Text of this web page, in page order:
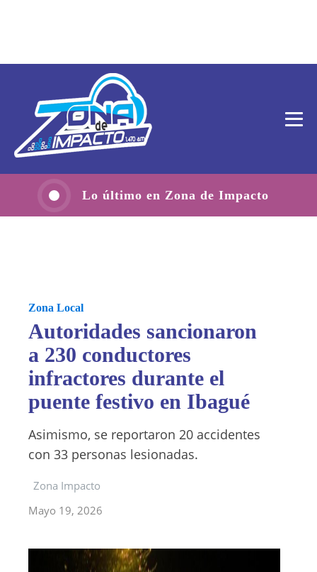
Lo último en Zona de Impacto
Zona Local
Autoridades sancionaron
a 230 conductores
infractores durante el
puente festivo en Ibagué
Asimismo, se reportaron 20 accidentes
con 33 personas lesionadas.
Zona Impacto
Mayo 19, 2026